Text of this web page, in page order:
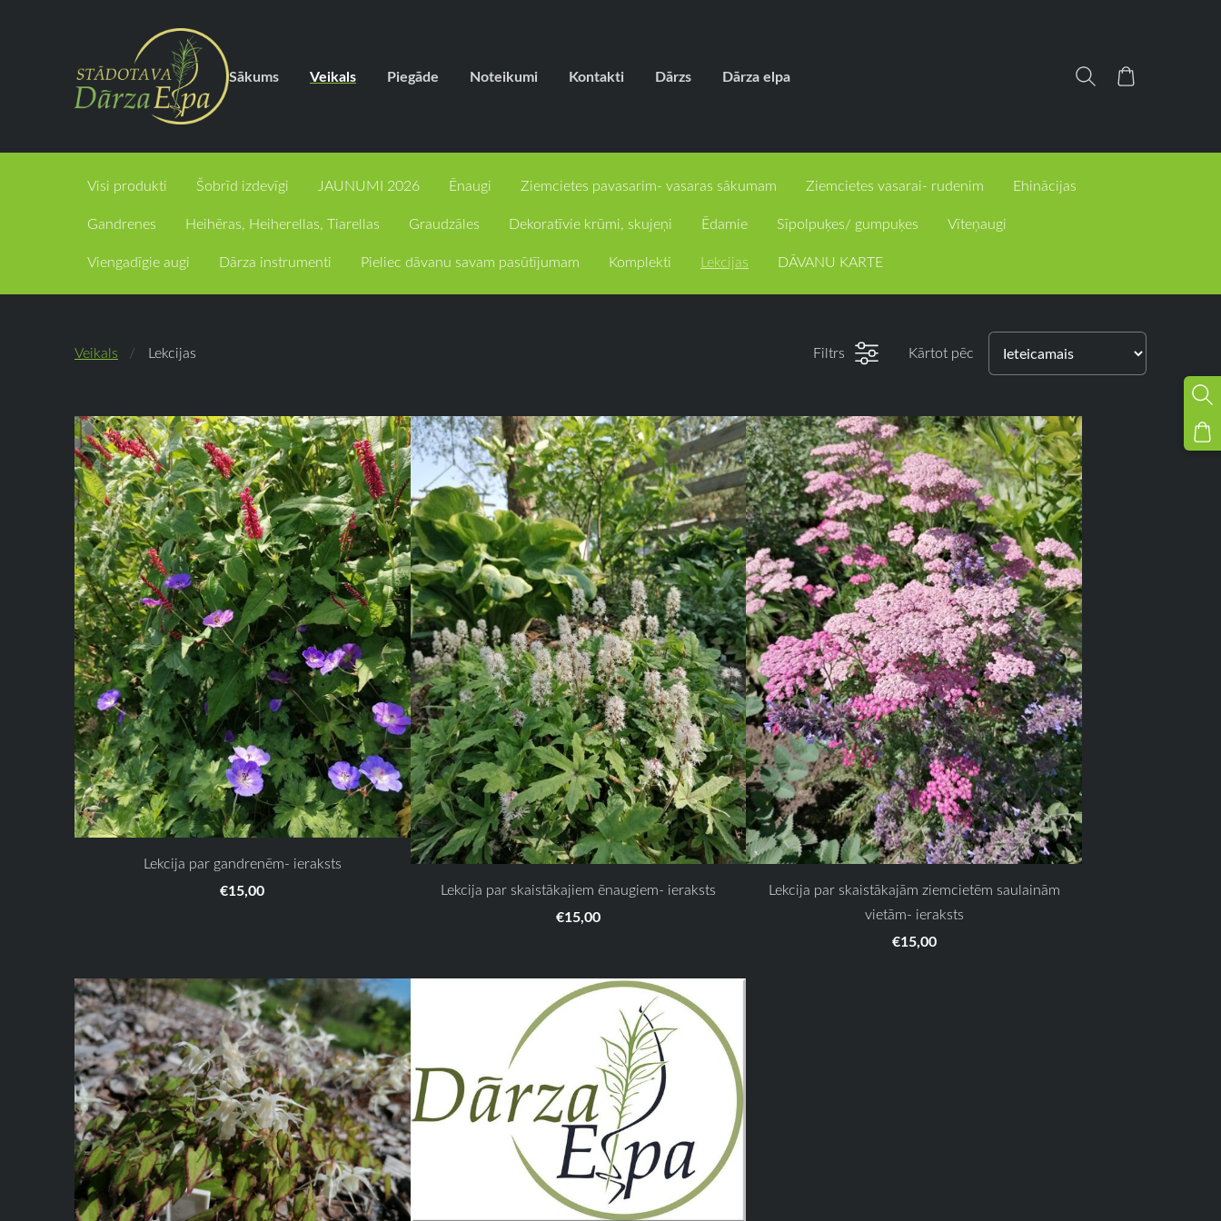
Sākums Veikals Piegāde Noteikumi Kontakti Dārzs Dārza elpa
Visi produkti Šobrīd izdevīgi JAUNUMI 2026 Ēnaugi Ziemcietes pavasarim- vasaras sākumam Ziemcietes vasarai- rudenim
Ehinācijas
Gandrenes
Heihēras, Heiherellas, Tiarellas Graudzāles Dekoratīvie krūmi, skujeņi Ēdamie Sīpolpuķes/ gumpuķes
Vīteņaugi
Viengadīgie augi
Dārza instrumenti Pieliec dāvanu savam pasūtījumam Komplekti Lekcijas DĀVANU KARTE
Veikals Lekcijas Filtrs Kārtot pēc
Lekcija par gandrenēm- ieraksts
€15,00 Lekcija par skaistākajiem ēnaugiem- ieraksts
€15,00
Lekcija par skaistākajām ziemcietēm saulainām
vietām- ieraksts
€15,00